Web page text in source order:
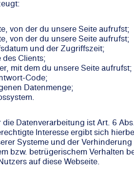
von der du unsere Seite aufrufst;
von der du unsere Seite aufrufst;
und der Zugriffszeit;
des Clients;
mit dem du unsere Seite aufrufst;
Code;
Datenmenge;
Datenverarbeitung ist Art. 6
Interesse ergibt sich
Systeme und der Verhinderung
bzw. betrügerischem Verhalten
auf diese Webseite.